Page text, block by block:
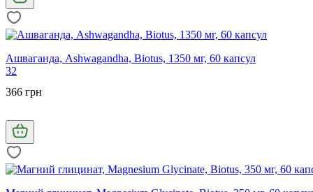
Ашваганда, Ashwagandha, Biotus, 1350 мг, 60 капсул
32
366 грн